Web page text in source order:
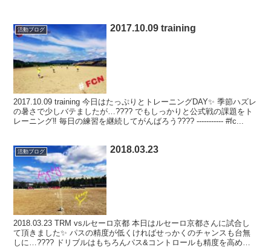
活動ブログ 2017.10.09 training
2017.10.09 training 今日はたっぷりとトレーニングDAY✨ 季節ハズレ
の暑さで少しバテましたが…???? でもしっかりと公式戦の課題をト
レーニング‼️ 毎日の練習を継続してがんばろう???? ----------- #fc...
活動ブログ 2018.03.23
2018.03.23 TRM vsルセーロ京都 本日はルセーロ京都さんに試合し
て頂きました✨ パスの精度が低くければせっかくのチャンスも台無
しに…???? ドリブルはもちろんパス&コントロールも精度を高めて